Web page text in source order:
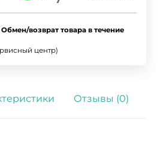
Обмен/возврат товара в течение
центр)
Отзывы (0)